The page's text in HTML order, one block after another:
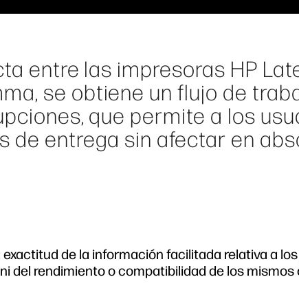
entre las impresoras HP
se obtiene un flujo de
que permite a los
de entrega sin afectar en
de la información facilitada relativa a
del rendimiento o compatibilidad de los mismos